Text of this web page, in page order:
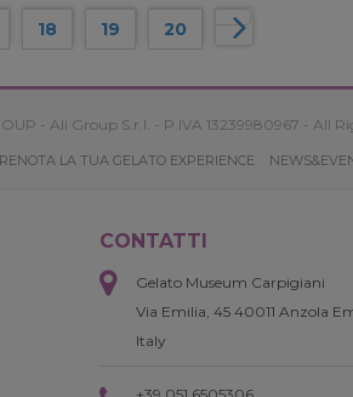
18 19 20
- Ali Group S.r.l. - P.IVA 13239980967 - All
LA TUA GELATO EXPERIENCE
CONTATTI
Gelato Museum Carpigiani
Via Emilia, 45 40011 Anzola
Italy